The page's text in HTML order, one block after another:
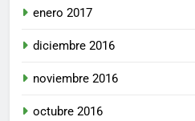
enero 2017
diciembre 2016
noviembre 2016
octubre 2016